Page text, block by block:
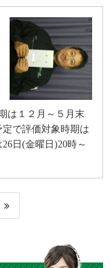
は１２月～５月末
で評価対象時期は
日(金曜日)20時～